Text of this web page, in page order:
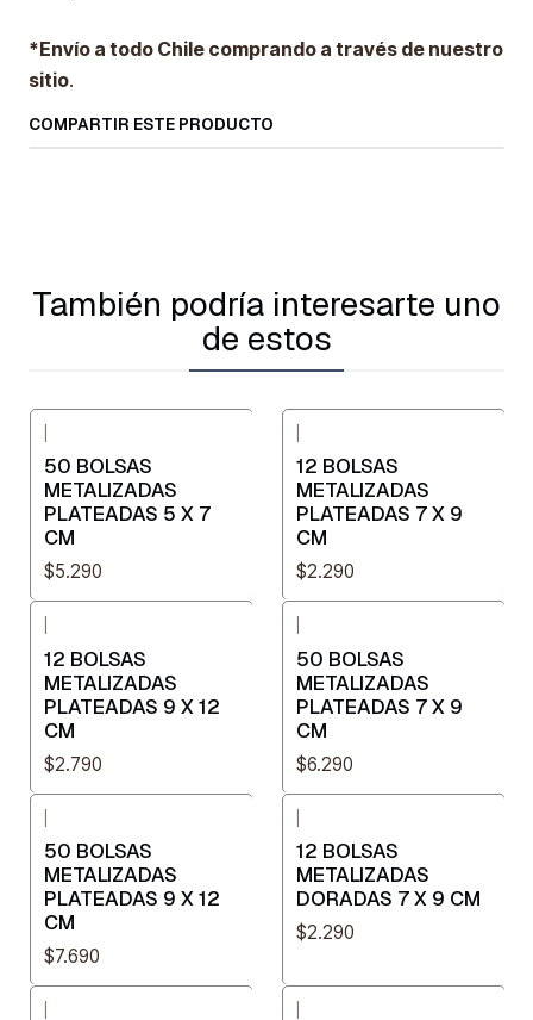
*Envío a todo Chile comprando a través de nuestro
sitio.
COMPARTIR ESTE PRODUCTO
También podría interesarte uno
de estos
50 BOLSAS
METALIZADAS
PLATEADAS 5 X 7
CM
$5.290
12 BOLSAS
METALIZADAS
PLATEADAS 7 X 9
CM
$2.290
12 BOLSAS
METALIZADAS
PLATEADAS 9 X 12
CM
$2.790
50 BOLSAS
METALIZADAS
PLATEADAS 7 X 9
CM
$6.290
50 BOLSAS
METALIZADAS
PLATEADAS 9 X 12
CM
$7.690
12 BOLSAS
METALIZADAS
DORADAS 7 X 9 CM
$2.290